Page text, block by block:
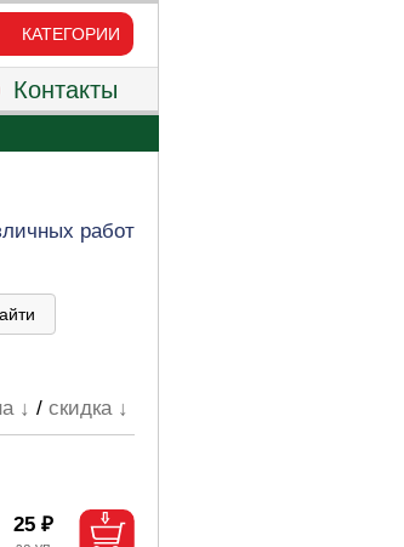
КАТЕГОРИИ
Контакты
работ
↓ /скидка ↓
25 ₽